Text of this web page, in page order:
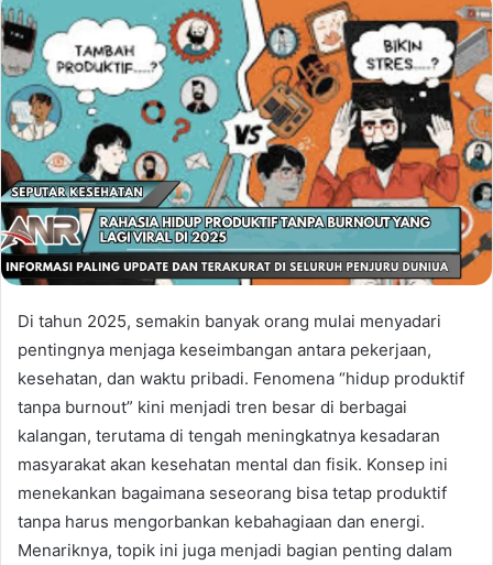
Di tahun 2025, semakin banyak orang mulai menyadari
pentingnya menjaga keseimbangan antara pekerjaan,
kesehatan, dan waktu pribadi. Fenomena “hidup produktif
tanpa burnout” kini menjadi tren besar di berbagai
kalangan, terutama di tengah meningkatnya kesadaran
masyarakat akan kesehatan mental dan fisik. Konsep ini
menekankan bagaimana seseorang bisa tetap produktif
tanpa harus mengorbankan kebahagiaan dan energi.
Menariknya, topik ini juga menjadi bagian penting dalam